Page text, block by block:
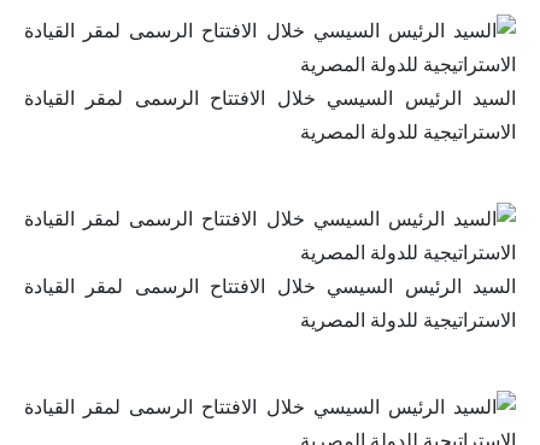
السيد الرئيس السيسي خلال الافتتاح الرسمى لمقر القيادة
الاستراتيجية للدولة المصرية
السيد الرئيس السيسي خلال الافتتاح الرسمى لمقر القيادة
الاستراتيجية للدولة المصرية